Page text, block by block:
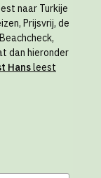
naar Turkije
Prijsvrij, de
dan hieronder
Hansleest